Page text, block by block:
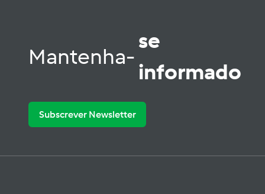
Mantenha-
se
informado
Subscrever Newsletter